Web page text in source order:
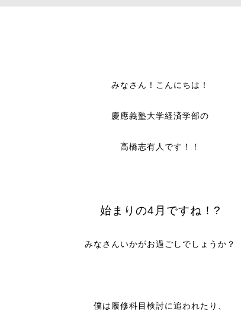
みなさん！こんにちは！
慶應義塾大学経済学部の
高橋志有人です！！
始まりの4月ですね！?
みなさんいかがお過ごしでしょうか？
僕は履修科目検討に追われたり、